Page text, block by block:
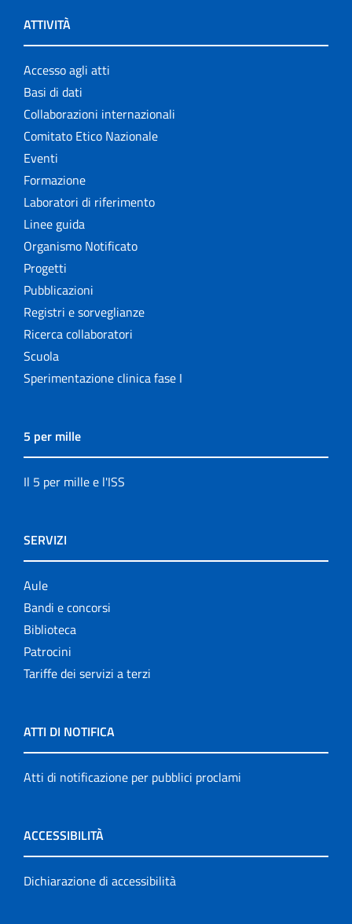
ATTIVITÀ
Accesso agli atti
Basi di dati
Collaborazioni internazionali
Comitato Etico Nazionale
Eventi
Formazione
Laboratori di riferimento
Linee guida
Organismo Notificato
Progetti
Pubblicazioni
Registri e sorveglianze
Ricerca collaboratori
Scuola
Sperimentazione clinica fase I
5 per mille
Il 5 per mille e l'ISS
SERVIZI
Aule
Bandi e concorsi
Biblioteca
Patrocini
Tariffe dei servizi a terzi
ATTI DI NOTIFICA
Atti di notificazione per pubblici proclami
ACCESSIBILITÀ
Dichiarazione di accessibilità